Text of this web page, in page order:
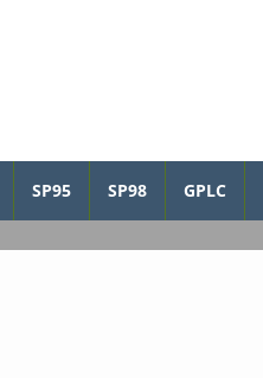
SP95 SP98 GPLC